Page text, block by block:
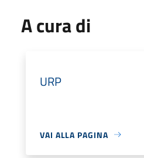
A cura di
URP
VAI ALLA PAGINA